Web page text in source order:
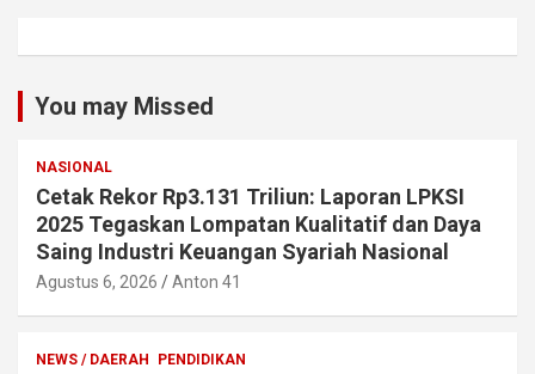
You may Missed
NASIONAL
Cetak Rekor Rp3.131 Triliun: Laporan LPKSI
2025 Tegaskan Lompatan Kualitatif dan Daya
Saing Industri Keuangan Syariah Nasional
Agustus 6, 2026 Anton 41
NEWS / DAERAH PENDIDIKAN